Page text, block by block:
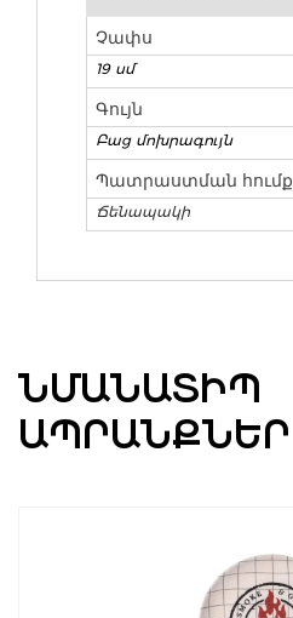
Չափս
19 սմ
Գույն
Բաց մոխրագույն
Պատրաստման հումք
Ճենապակի
ՆՄԱՆԱՏԻՊ
ԱՊՐԱՆՔՆԵՐ